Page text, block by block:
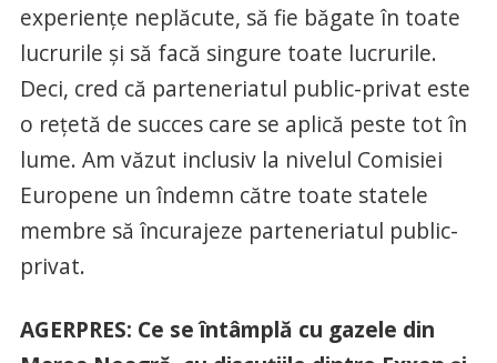
experienţe neplăcute, să fie băgate în toate
lucrurile şi să facă singure toate lucrurile.
Deci, cred că parteneriatul public-privat este
o reţetă de succes care se aplică peste tot în
lume. Am văzut inclusiv la nivelul Comisiei
Europene un îndemn către toate statele
membre să încurajeze parteneriatul public-
privat.
AGERPRES: Ce se întâmplă cu gazele din